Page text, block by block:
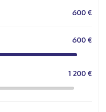
600 €
600 €
1 200 €